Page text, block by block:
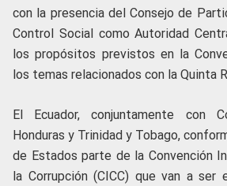
con la presencia del Consejo de
Control Social como Autoridad
los propósitos previstos en la
los temas relacionados con la Quinta
El Ecuador, conjuntamente con
Honduras y Trinidad y Tobago,
de Estados parte de la Convención
la Corrupción (CICC) que van a ser